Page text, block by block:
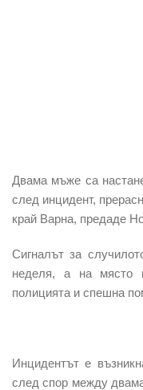
Двама мъже са
след инцидент,
край Варна, предаде
Сигналътза
неделя, а на място
полицията и спешна
Инцидентъте
след спор между